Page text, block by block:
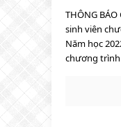
THÔNG
sinh viên
Năm học
chương